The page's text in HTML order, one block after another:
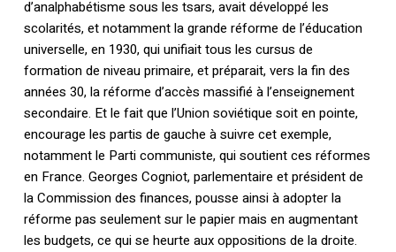
d’analphabétisme sous les tsars, avait développé les
scolarités, et notamment la grande réforme de l’éducation
universelle, en 1930, qui unifiait tous les cursus de
formation de niveau primaire, et préparait, vers la fin des
années 30, la réforme d’accès massifié à l’enseignement
secondaire. Et le fait que l’Union soviétique soit en pointe,
encourage les partis de gauche à suivre cet exemple,
notamment le Parti communiste, qui soutient ces réformes
en France. Georges Cogniot, parlementaire et président de
la Commission des finances, pousse ainsi à adopter la
réforme pas seulement sur le papier mais en augmentant
les budgets, ce qui se heurte aux oppositions de la droite.